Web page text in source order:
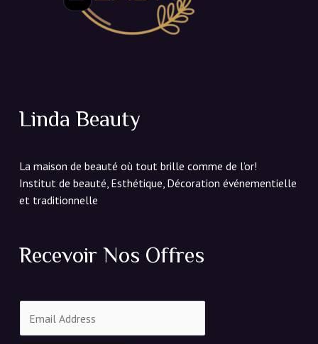
Linda Beauty
La maison de beauté où tout brille comme de l’or!
Institut de beauté, Esthétique, Décoration événementielle
et traditionnelle
Recevoir Nos Offres